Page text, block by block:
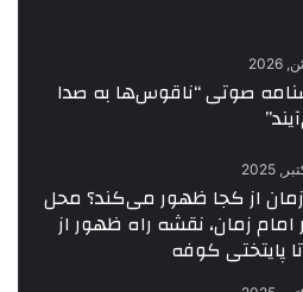
صوتی “ناقوس‌ها به صدا
از کجا ظهور می‌کند؟ محل
زمان، نقشه راه ظهور از
پایتختی کوفه